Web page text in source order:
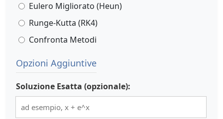
Eulero Migliorato (Heun)
Runge-Kutta (RK4)
Confronta Metodi
Opzioni Aggiuntive
Soluzione Esatta (opzionale):